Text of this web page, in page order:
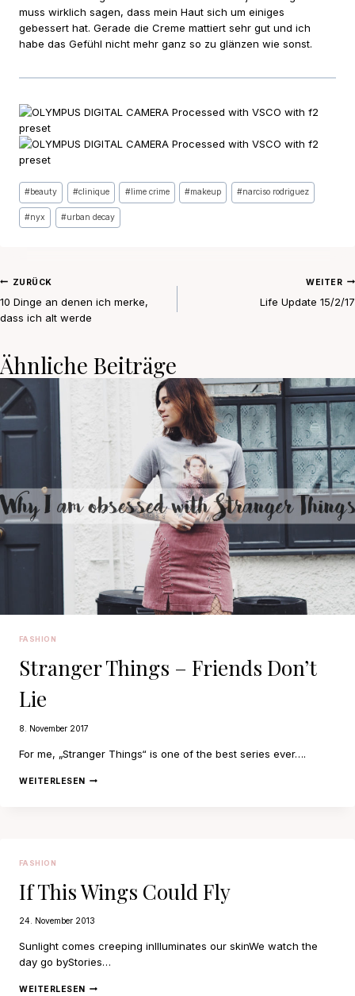
muss wirklich sagen, dass mein Haut sich um einiges
gebessert hat. Gerade die Creme mattiert sehr gut und ich
habe das Gefühl nicht mehr ganz so zu glänzen wie sonst.
Schlagworte:
#beauty #clinique #lime crime #makeup #narciso rodriguez
#nyx #urban decay
Beitragsnavigation
ZURÜCK
10 Dinge an denen ich merke,
dass ich alt werde
WEITER
Life Update 15/2/17
Ähnliche Beiträge
FASHION
Stranger Things – Friends Don’t
Lie
8. November 2017
For me, „Stranger Things“ is one of the best series ever….
WEITERLESENSTRANGER
FASHION
If This Wings Could Fly
24. November 2013
Sunlight comes creeping inIlluminates our skinWe watch the
day go byStories…
WEITERLESENIF